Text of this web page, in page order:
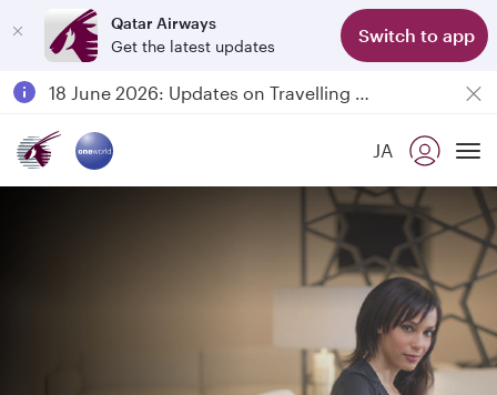
Qatar Airways
Get the latest updates
Switch to app
Passengers flying between Doha and Auckland on QR914 and QR915
18 June 2026: Updates on Travelling with Power Banks
JA